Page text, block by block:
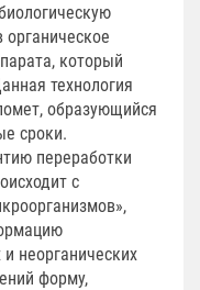
который
технология
образующийся
сроки.
переработки
с
неорганических
форму,